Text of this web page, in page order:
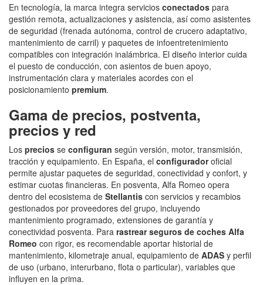
En tecnología, la marca integra servicios conectados para
gestión remota, actualizaciones y asistencia, así como asistentes
de seguridad (frenada autónoma, control de crucero adaptativo,
mantenimiento de carril) y paquetes de infoentretenimiento
compatibles con integración inalámbrica. El diseño interior cuida
el puesto de conducción, con asientos de buen apoyo,
instrumentación clara y materiales acordes con el
posicionamiento premium.
Gama de precios, postventa,
precios y red
Los precios se configuran según versión, motor, transmisión,
tracción y equipamiento. En España, el configuradoroficial
permite ajustar paquetes de seguridad, conectividad y confort, y
estimar cuotas financieras. En posventa, Alfa Romeo opera
dentro del ecosistema de Stellantis con servicios y recambios
gestionados por proveedores del grupo, incluyendo
mantenimiento programado, extensiones de garantía y
conectividad posventa. Para rastrear seguros de coches Alfa
Romeo con rigor, es recomendable aportar historial de
mantenimiento, kilometraje anual, equipamiento de ADAS y perfil
de uso (urbano, interurbano, flota o particular), variables que
influyen en la prima.